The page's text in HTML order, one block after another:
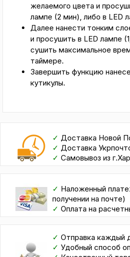
желаемого цвета и
лампе (2 мин), либо в LED
Далее нанести тонким
и просушить в LED лампе
сушить максимальное
таймере.
Завершить функцию
кутикулы.
✓ Доставка Новой
✓ Доставка
✓ Самовывоз из
✓ Наложенный
получении на почте)
✓ Оплата на
✓ Отправка каждый
✓ Удобный способ